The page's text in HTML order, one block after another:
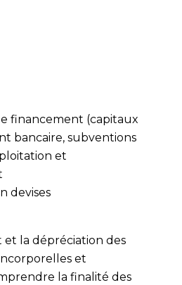
financement (capitaux
bancaire, subventions
et
devises
et la dépréciation des
et
la finalité des